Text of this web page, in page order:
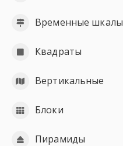
Временные шкалы
Квадраты
Вертикальные
Блоки
Пирамиды